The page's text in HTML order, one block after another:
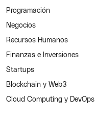
Programación
Negocios
Recursos Humanos
Finanzas e Inversiones
Startups
Blockchain y Web3
Cloud Computing y DevOps